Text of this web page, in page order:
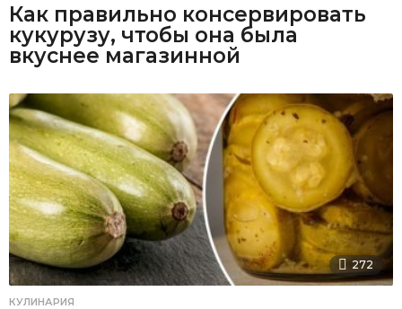
Как правильно консервировать
кукурузу, чтобы она была
вкуснее магазинной
272
КУЛИНАРИЯ